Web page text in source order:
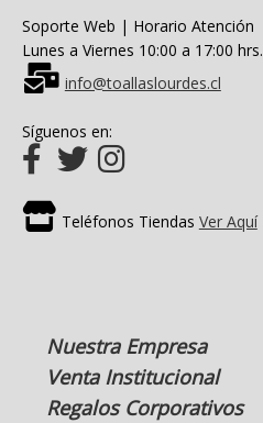
Soporte Web | Horario Atención
Lunes a Viernes 10:00 a 17:00 hrs.
info@toallaslourdes.cl
Síguenos en:
Teléfonos Tiendas Ver Aquí
Nuestra Empresa
Venta Institucional
Regalos Corporativos